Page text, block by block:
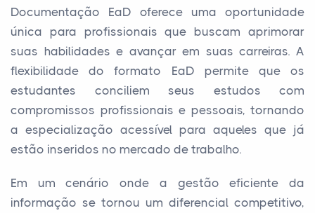
Documentação EaD oferece uma oportunidade
única para profissionais que buscam aprimorar
suas habilidades e avançar em suas carreiras. A
flexibilidade do formato EaD permite que os
estudantes conciliem seus estudos com
compromissos profissionais e pessoais, tornando
a especialização acessível para aqueles que já
estão inseridos no mercado de trabalho.
Em um cenário onde a gestão eficiente da
informação se tornou um diferencial competitivo,